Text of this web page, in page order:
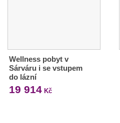
Wellness pobyt v
Sárváru i se vstupem
do lázní
19 914 Kč